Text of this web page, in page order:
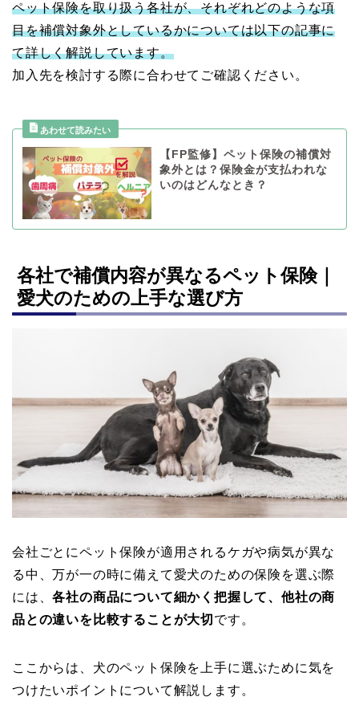
ペット保険を取り扱う各社が、それぞれどのような項
目を補償対象外としているかについては以下の記事に
て詳しく解説しています。
加入先を検討する際に合わせてご確認ください。
【FP監修】ペット保険の補償対
象外とは？保険金が支払われな
いのはどんなとき？
各社で補償内容が異なるペット保険｜
愛犬のための上手な選び方
会社ごとにペット保険が適用されるケガや病気が異な
る中、万が一の時に備えて愛犬のための保険を選ぶ際
には、各社の商品について細かく把握して、他社の商
品との違いを比較することが大切 です。
ここからは、犬のペット保険を上手に選ぶために気を
つけたいポイントについて解説します。